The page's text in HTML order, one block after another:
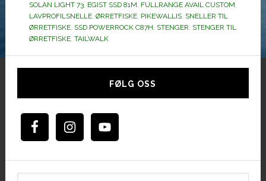
SOLAN LIGHT 73, EGIST SSD 81M, FULLRANGE AVAIL CUSTOM,
LAVPROFILSNELLE, ØRRETFISKE, PIKEWALLIS, SNELLER TIL
ØRRETFISKE, SSD POWERROCK C87H, STENGER, STENGER TIL
ØRRETFISKE, TAILWALK
Hoved
FØLG OSS